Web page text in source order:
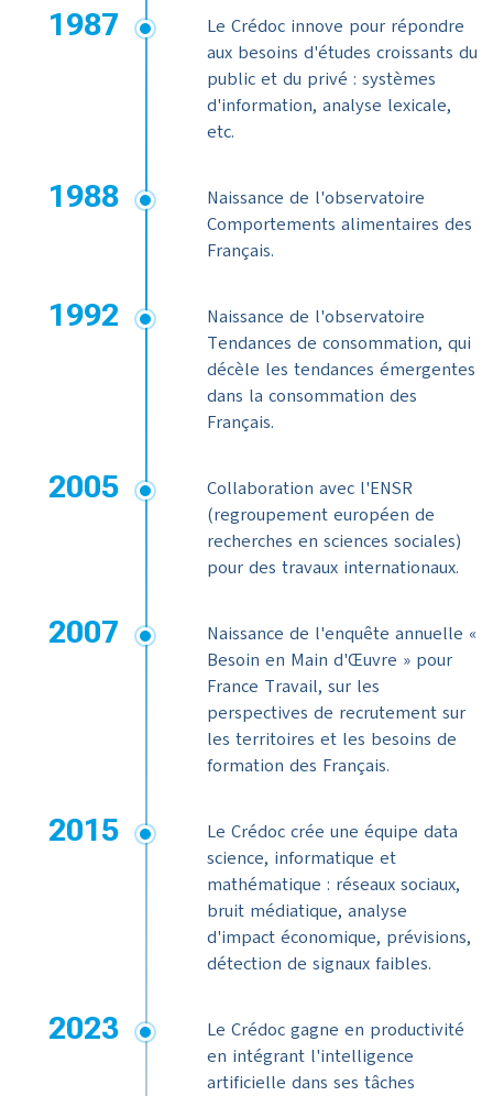
1987
Le Crédoc innove pour répondre
aux besoins d'études croissants du
public et du privé : systèmes
d'information, analyse lexicale,
etc.
1988
Naissance de l'observatoire
Comportements alimentaires des
Français.
1992
Naissance de l'observatoire
Tendances de consommation, qui
décèle les tendances émergentes
dans la consommation des
Français.
2005
Collaboration avec l'ENSR
(regroupement européen de
recherches en sciences sociales)
pour des travaux internationaux.
2007
Naissance de l'enquête annuelle «
Besoin en Main d'Œuvre » pour
France Travail, sur les
perspectives de recrutement sur
les territoires et les besoins de
formation des Français.
2015
Le Crédoc crée une équipe data
science, informatique et
mathématique : réseaux sociaux,
bruit médiatique, analyse
d'impact économique, prévisions,
détection de signaux faibles.
2023
Le Crédoc gagne en productivité
en intégrant l'intelligence
artificielle dans ses tâches